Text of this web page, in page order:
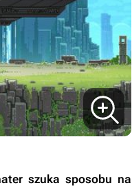
szuka sposobu na